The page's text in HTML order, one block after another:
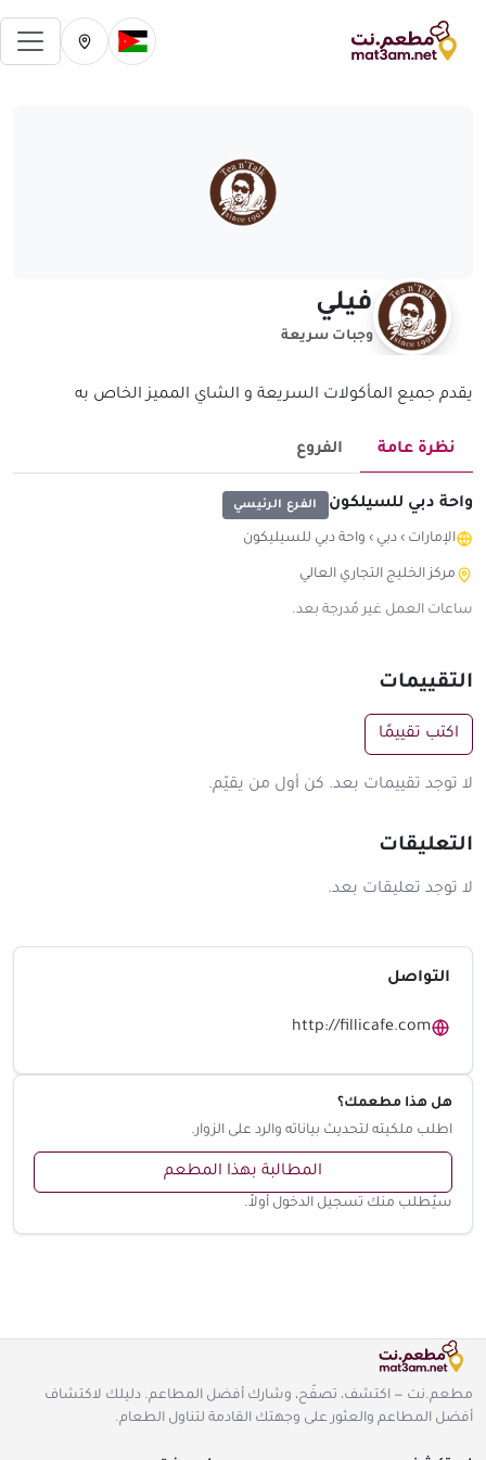
تغيير الدولة الحالية
تغيير المدينة
فيلي
وجبات سريعة
يقدم جميع المأكولات السريعة و الشاي المميز الخاص به
نظرة عامة الفروع
واحة دبي للسيلكون الفرع الرئيسي
الإمارات › دبي › واحة دبي للسيليكون
مركز الخليج التجاري العالي
ساعات العمل غير مُدرجة بعد.
التقييمات
اكتب تقييمًا
لا توجد تقييمات بعد. كن أول من يقيّم.
التعليقات
لا توجد تعليقات بعد.
التواصل
http://fillicafe.com
هل هذا مطعمك؟
اطلب ملكيته لتحديث بياناته والرد على الزوار.
المطالبة بهذا المطعم
سيُطلب منك تسجيل الدخول أولاً.
مطعم.نت — اكتشف، تصفّح، وشارك أفضل المطاعم. دليلك لاكتشاف
أفضل المطاعم والعثور على وجهتك القادمة لتناول الطعام.